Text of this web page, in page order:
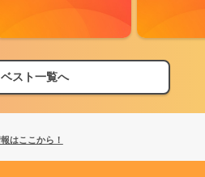
スト一覧へ
はここから！
年上半期編発表！
はここから！